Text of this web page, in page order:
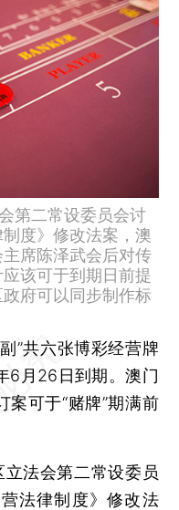
第二常设委员会讨
度》修改法案，澳
席陈泽武会后对传
该可于到期日前提
府可以同步制作标
”共六张博彩经营牌
6月26日到期。澳门
案可于“赌牌”期满前
法会第二常设委员
法律制度》修改法